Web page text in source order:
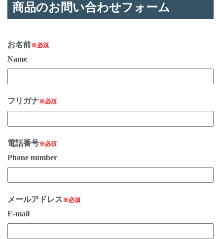
商品のお問い合わせフォーム
お名前※必須
Name
フリガナ※必須
電話番号※必須
Phone number
メールアドレス※必須
E-mail